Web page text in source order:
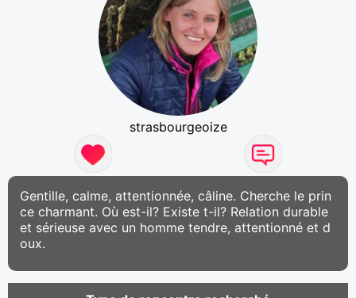
strasbourgeoize
Gentille, calme, attentionnée, câline. Cherche le prin
ce charmant. Où est-il? Existe t-il? Relation durable
et sérieuse avec un homme tendre, attentionné et d
oux.